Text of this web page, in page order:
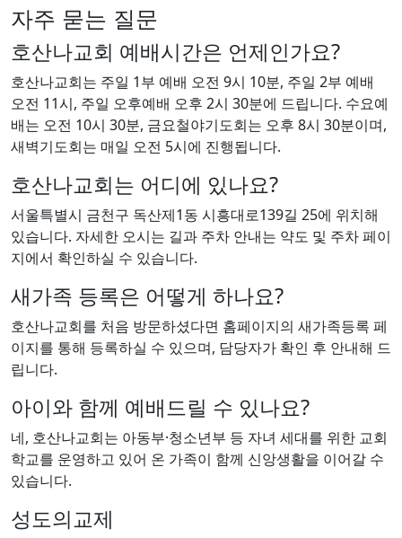
자주 묻는 질문
호산나교회 예배시간은 언제인가요?
호산나교회는 주일 1부 예배 오전 9시 10분, 주일 2부 예배
오전 11시, 주일 오후예배 오후 2시 30분에 드립니다. 수요예
배는 오전 10시 30분, 금요철야기도회는 오후 8시 30분이며,
새벽기도회는 매일 오전 5시에 진행됩니다.
호산나교회는 어디에 있나요?
서울특별시 금천구 독산제1동 시흥대로139길 25에 위치해
있습니다. 자세한 오시는 길과 주차 안내는 약도 및 주차 페이
지에서 확인하실 수 있습니다.
새가족 등록은 어떻게 하나요?
호산나교회를 처음 방문하셨다면 홈페이지의 새가족등록 페
이지를 통해 등록하실 수 있으며, 담당자가 확인 후 안내해 드
립니다.
아이와 함께 예배드릴 수 있나요?
네, 호산나교회는 아동부·청소년부 등 자녀 세대를 위한 교회
학교를 운영하고 있어 온 가족이 함께 신앙생활을 이어갈 수
있습니다.
성도의교제